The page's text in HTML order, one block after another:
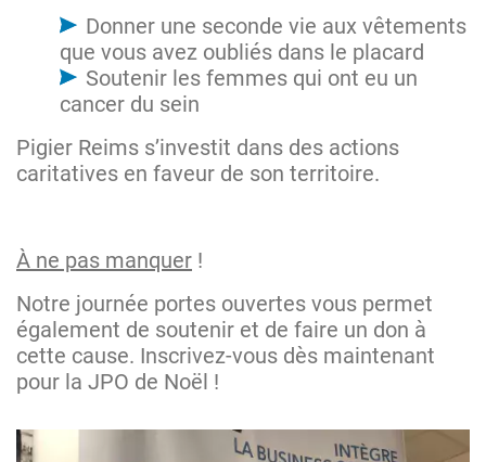
Donner une seconde vie aux vêtements
que vous avez oubliés dans le placard
Soutenir les femmes qui ont eu un
cancer du sein
Pigier Reims s’investit dans des actions
caritatives en faveur de son territoire.
À ne pas manquer !
Notre journée portes ouvertes vous permet
également de soutenir et de faire un don à
cette cause. Inscrivez-vous dès maintenant
pour la JPO de Noël !